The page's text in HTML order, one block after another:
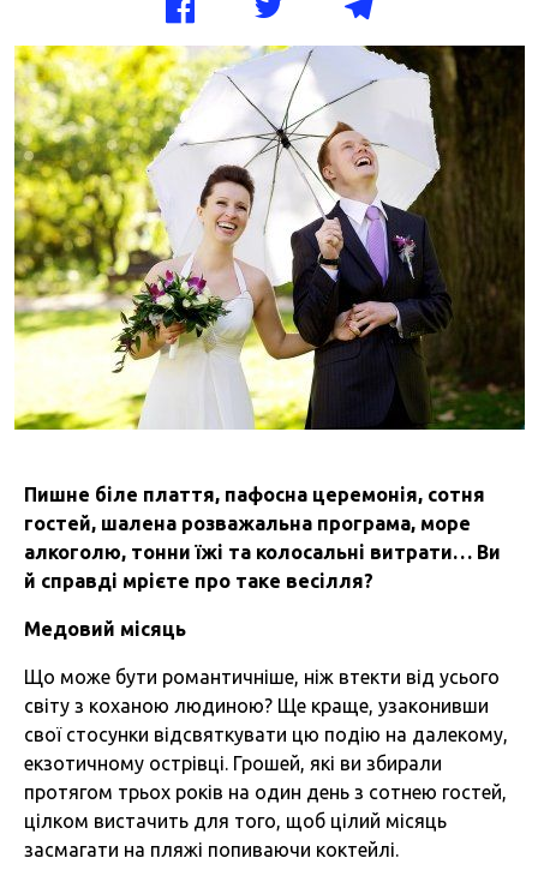
Пишне біле плаття, пафосна церемонія, сотня
гостей, шалена розважальна програма, море
алкоголю, тонни їжі та колосальні витрати… Ви
й справді мрієте про таке весілля?
Медовий місяць
Що може бути романтичніше, ніж втекти від усього
світу з коханою людиною? Ще краще, узаконивши
свої стосунки відсвяткувати цю подію на далекому,
екзотичному острівці. Грошей, які ви збирали
протягом трьох років на один день з сотнею гостей,
цілком вистачить для того, щоб цілий місяць
засмагати на пляжі попиваючи коктейлі.